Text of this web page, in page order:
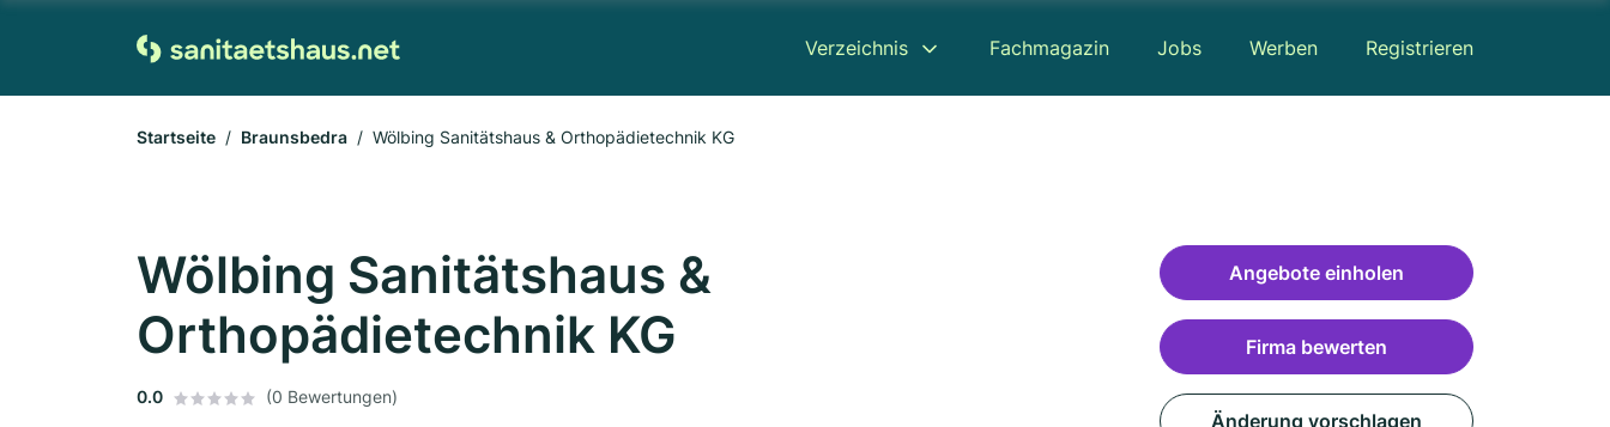
Verzeichnis Fachmagazin Jobs Werben Registrieren
Startseite Braunsbedra Wölbing Sanitätshaus & Orthopädietechnik KG
Wölbing Sanitätshaus &
Orthopädietechnik KG
0.0 (0 Bewertungen)
Angebote einholen
Firma bewerten
Änderung vorschlagen